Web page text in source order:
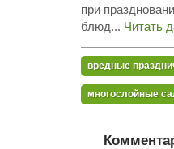
при
блюд... Читать
вредные
многослойные